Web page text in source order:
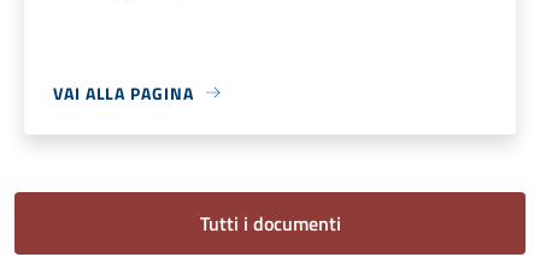
VAI ALLA PAGINA
Tutti i documenti